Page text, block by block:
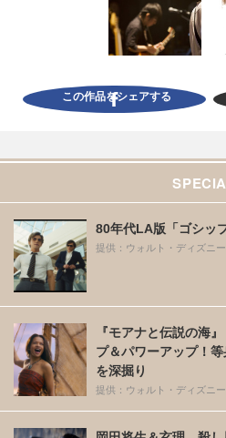
この作品をシェアする
80年代LA版「ゴシッ
提供：ウォルト・ディズニ
『モアナと伝説の海
プ＆パワーアップ！
を深掘り
提供：ウォルト・ディズニ